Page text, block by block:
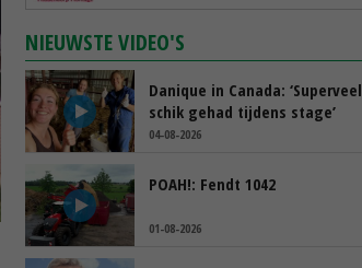
NIEUWSTE VIDEO'S
Danique in Canada: ‘Superveel
schik gehad tijdens stage’
04-08-2026
POAH!: Fendt 1042
01-08-2026